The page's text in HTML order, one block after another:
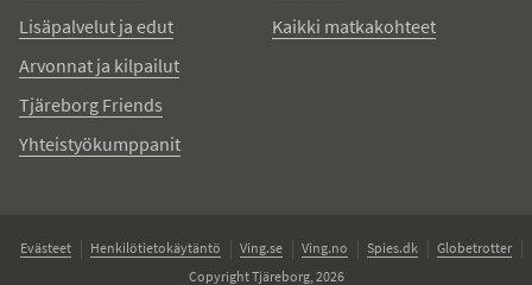
Lisäpalvelut ja edut
Arvonnat ja kilpailut
Tjäreborg Friends
Yhteistyökumppanit
Kaikki matkakohteet
Evästeet Henkilötietokäytäntö Ving.se Ving.no Spies.dk
Globetrotter
Copyright Tjäreborg, 2026